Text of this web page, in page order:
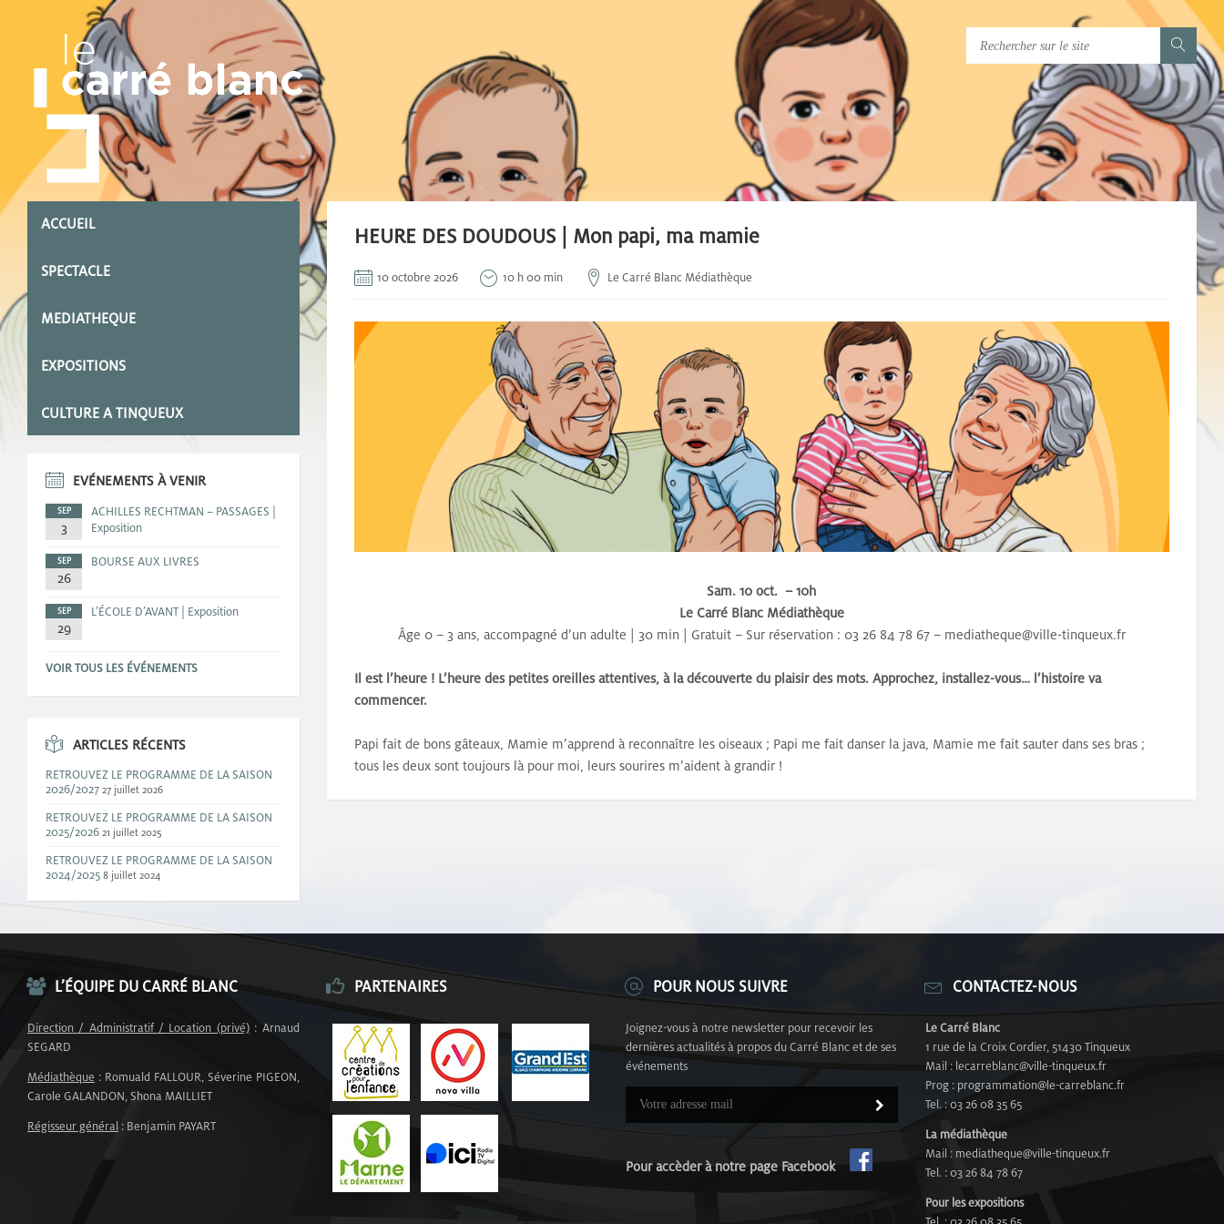
HEURE DES DOUDOUS | Mon papi, ma mamie
10 octobre 2026 10 h 00 min Le Carré Blanc Médiathèque
Sam. 10 oct. – 10h
Le Carré Blanc Médiathèque
Âge 0 – 3 ans, accompagné d’un adulte | 30 min | Gratuit – Sur réservation : 03 26 84 78 67 – mediatheque@ville-tinqueux.fr
Il est l’heure ! L’heure des petites oreilles attentives, à la découverte du plaisir des mots. Approchez, installez-vous… l’histoire va
commencer.
Papi fait de bons gâteaux, Mamie m’apprend à reconnaître les oiseaux ; Papi me fait danser la java, Mamie me fait sauter dans ses bras ;
tous les deux sont toujours là pour moi, leurs sourires m’aident à grandir !
ACCUEIL
SPECTACLE
MEDIATHEQUE
EXPOSITIONS
CULTURE A TINQUEUX
EVÉNEMENTS À VENIR
SEP
3
ACHILLES RECHTMAN – PASSAGES |
Exposition
SEP
26
BOURSE AUX LIVRES
SEP
29
L’ÉCOLE D’AVANT | Exposition
VOIR TOUS LES ÉVÉNEMENTS
ARTICLES RÉCENTS
RETROUVEZ LE PROGRAMME DE LA SAISON
2026/2027 27 juillet 2026
RETROUVEZ LE PROGRAMME DE LA SAISON
2025/2026 21 juillet 2025
RETROUVEZ LE PROGRAMME DE LA SAISON
2024/2025 8 juillet 2024
L’ÉQUIPE DU CARRÉ BLANC
Direction / Administratif / Location (privé): Arnaud
SEGARD
Médiathèque : Romuald FALLOUR, Séverine PIGEON,
Carole GALANDON, Shona MAILLIET
Régisseur général : Benjamin PAYART
PARTENAIRES POUR NOUS SUIVRE
Joignez-vous à notre newsletter pour recevoir les
dernières actualités à propos du Carré Blanc et de ses
événements
Pour accèder à notre page Facebook
CONTACTEZ-NOUS
Le Carré Blanc
1 rue de la Croix Cordier, 51430 Tinqueux
Mail : lecarreblanc@ville-tinqueux.fr
Prog : programmation@le-carreblanc.fr
Tel. : 03 26 08 35 65
La médiathèque
Mail : mediatheque@ville-tinqueux.fr
Tel. : 03 26 84 78 67
Pour les expositions